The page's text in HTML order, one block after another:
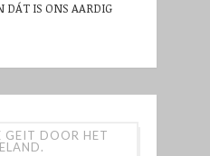
DÁT IS ONS AARDIG
GEIT DOOR HET